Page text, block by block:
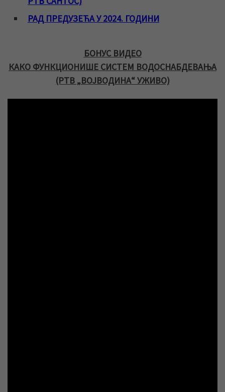
РАД ПРЕДУЗЕЋА У 2024. ГОДИНИ
БОНУС ВИДЕО
КАКО ФУНКЦИОНИШЕ СИСТЕМ ВОДОСНАБДЕВАЊА
(РТВ „ВОЈВОДИНА“ УЖИВО)